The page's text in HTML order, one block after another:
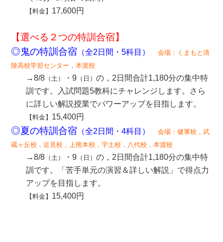
【料金】 17,600円
【選べる２つの特訓合宿】
◎鬼の特訓合宿 （全2日間 ・5科目 ）会場：くまもと清
陵高校学習センター，本渡校
→8/8 （土） ・9 （日）の，2日間合計1,180分の集中特
訓です。入試問題5教科にチャレンジします。さら
に詳しい解説授業でパワーアップを目指します。
【料金】 15,400円
◎夏の特訓合宿 （全2日間 ・4科目 ）
会場：健軍校，武
蔵ヶ丘校，近見校，上熊本校，宇土校，八代校，本渡校
→8/8 （土） ・9 （日）の，2日間合計1,180分の集中特
訓です。「苦手単元の演習＆詳しい解説」で得点力
アップを目指します。
【料金】 15,400円